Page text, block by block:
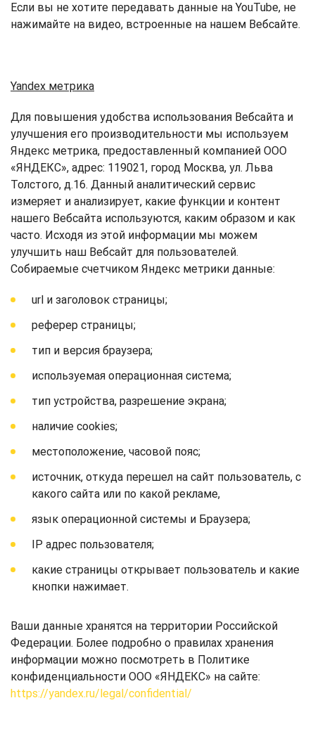
Если вы не хотите передавать данные на YouTube, не
нажимайте на видео, встроенные на нашем Вебсайте.
Yandex метрика
Для повышения удобства использования Вебсайта и
улучшения его производительности мы используем
Яндекс метрика, предоставленный компанией ООО
«ЯНДЕКС», адрес: 119021, город Москва, ул. Льва
Толстого, д.16. Данный аналитический сервис
измеряет и анализирует, какие функции и контент
нашего Вебсайта используются, каким образом и как
часто. Исходя из этой информации мы можем
улучшить наш Вебсайт для пользователей.
Собираемые счетчиком Яндекс метрики данные:
url и заголовок страницы;
реферер страницы;
тип и версия браузера;
используемая операционная система;
тип устройства, разрешение экрана;
наличие cookies;
местоположение, часовой пояс;
источник, откуда перешел на сайт пользователь, с
какого сайта или по какой рекламе,
язык операционной системы и Браузера;
IP адрес пользователя;
какие страницы открывает пользователь и какие
кнопки нажимает.
Ваши данные хранятся на территории Российской
Федерации. Более подробно о правилах хранения
информации можно посмотреть в Политике
конфиденциальности ООО «ЯНДЕКС» на сайте:
https://yandex.ru/legal/confidential/